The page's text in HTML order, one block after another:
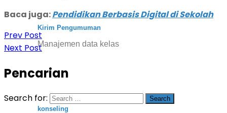
Kirim Pengumuman
Manajemen data kelas
konseling
Baca juga:Pendidikan Berbasis Digital di Sekolah
Prev Post
Next Post
Pencarian
Search for: